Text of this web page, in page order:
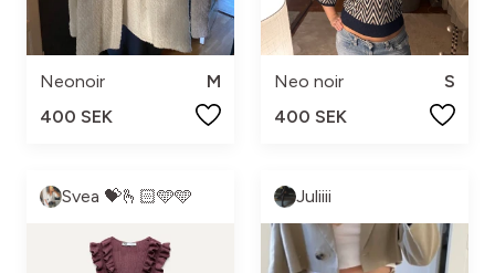
Neonoir
M
400 SEK
Neo noir
S
400 SEK
Svea 💝🫰🏻🩵🩵 Juliiii